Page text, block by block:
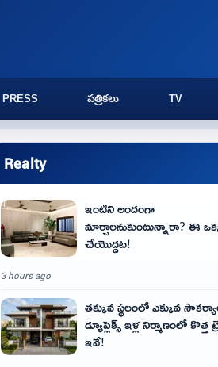
PRESS పత్రికలు TV
Realty
ఇంటిని అందంగా
మార్చాలనుకుంటున్నారా? ఈ
చేయొద్దట!
3 hours ago
తక్కువ స్థలంలో ఎక్కువ
డ్యూప్లెక్స్ ఇళ్ల నిర్మాణంలో కొత్త
ఇవే!